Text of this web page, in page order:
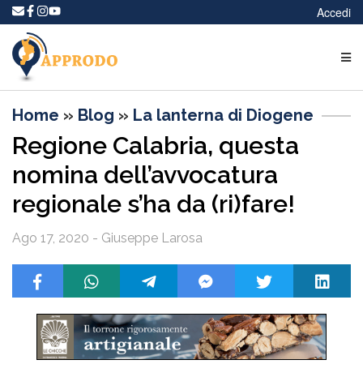
Accedi
Home » Blog » La lanterna di Diogene
Regione Calabria, questa
nomina dell’avvocatura
regionale s’ha da (ri)fare!
Ago 17, 2020 - Giuseppe Larosa